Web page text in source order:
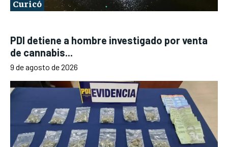
Curicó
PDI detiene a hombre investigado por venta
de cannabis...
9 de agosto de 2026